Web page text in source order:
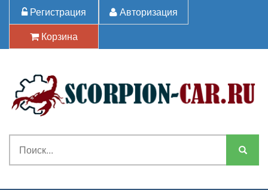
Регистрация
Авторизация
Корзина